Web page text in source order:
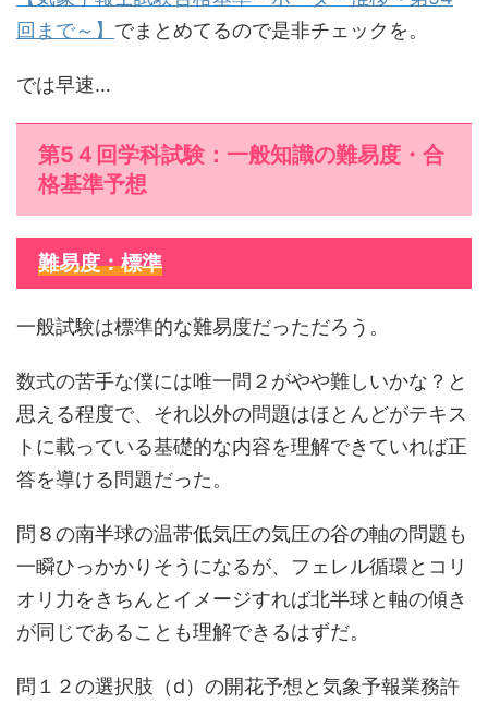
回まで～】 でまとめてるので是非チェックを。
では早速…
第5４回学科試験：一般知識の難易度・合
格基準予想
難易度：標準
一般試験は標準的な難易度だっただろう。
数式の苦手な僕には唯一問２がやや難しいかな？と
思える程度で、それ以外の問題はほとんどがテキス
トに載っている基礎的な内容を理解できていれば正
答を導ける問題だった。
問８の南半球の温帯低気圧の気圧の谷の軸の問題も
一瞬ひっかかりそうになるが、フェレル循環とコリ
オリ力をきちんとイメージすれば北半球と軸の傾き
が同じであることも理解できるはずだ。
問１２の選択肢（d）の開花予想と気象予報業務許